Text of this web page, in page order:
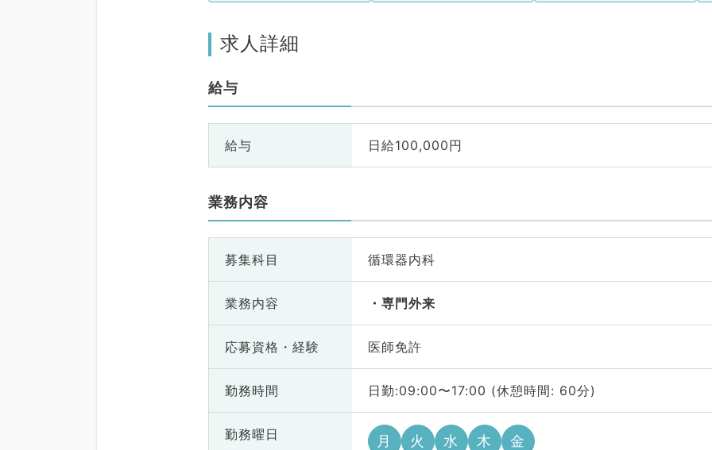
求人詳細
給与
給与 日給100,000円
業務内容
募集科目 循環器内科
業務内容 専門外来
応募資格・ 経験 医師免許
勤務時間 日勤:09:00〜17:00 (休憩時間: 60分)
勤務曜日 月 火 水 木 金